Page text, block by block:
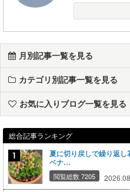
月別記事一覧を見る
カテゴリ別記事一覧を見る
お気に入りブログ一覧を見る
総合記事ランキング
夏に切り戻しで繰り返
ベナ…
閲覧総数 7205